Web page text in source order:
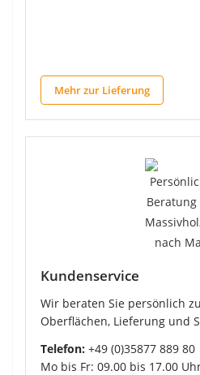
Mehr zur Lieferung
Kundenservice
Wir beraten Sie persönlich
Oberflächen, Lieferung und
Telefon: +49 (0)35877 889 80
Mo bis Fr: 09.00 bis 17.00